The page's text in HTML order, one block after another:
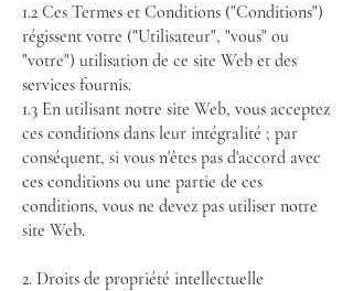
1.2 Ces Termes et Conditions ("Conditions")
régissent votre ("Utilisateur", "vous" ou
"votre") utilisation de ce site Web et des
services fournis.
1.3 En utilisant notre site Web, vous acceptez
ces conditions dans leur intégralité ; par
conséquent, si vous n'êtes pas d'accord avec
ces conditions ou une partie de ces
conditions, vous ne devez pas utiliser notre
site Web.
2. Droits de propriété intellectuelle